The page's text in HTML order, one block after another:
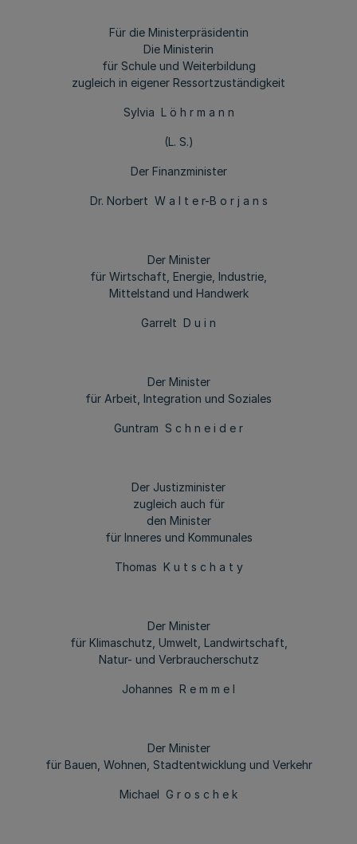
Für die Ministerpräsidentin
Die Ministerin
für Schule und Weiterbildung
zugleich in eigener Ressortzuständigkeit
Sylvia L ö h r m a n n
(L. S.)
Der Finanzminister
Dr. Norbert W a l t e r-B o r j a n s
Der Minister
für Wirtschaft, Energie, Industrie,
Mittelstand und Handwerk
Garrelt D u i n
Der Minister
für Arbeit, Integration und Soziales
Guntram S c h n e i d e r
Der Justizminister
zugleich auch für
den Minister
für Inneres und Kommunales
Thomas K u t s c h a t y
Der Minister
für Klimaschutz, Umwelt, Landwirtschaft,
Natur- und Verbraucherschutz
Johannes R e m m e l
Der Minister
für Bauen, Wohnen, Stadtentwicklung und Verkehr
Michael G r o s c h e k